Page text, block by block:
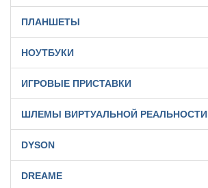
ПЛАНШЕТЫ
НОУТБУКИ
ИГРОВЫЕ ПРИСТАВКИ
ШЛЕМЫ ВИРТУАЛЬНОЙ РЕАЛЬНОСТИ
DYSON
DREAME